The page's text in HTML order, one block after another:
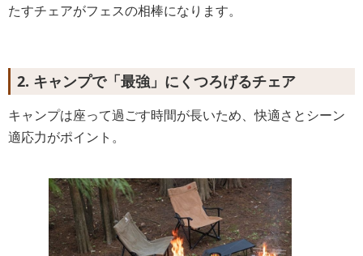
たすチェアがフェスの相棒になります。
2. キャンプで「最強」にくつろげるチェア
キャンプは座って過ごす時間が長いため、快適さとシーン
適応力がポイント。